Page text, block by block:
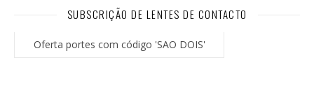
SUBSCRIÇÃO DE LENTES DE CONTACTO
Oferta portes com código 'SAO DOIS'